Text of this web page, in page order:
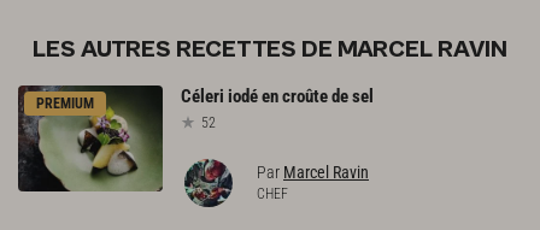
LES AUTRES RECETTES DE MARCEL RAVIN
PREMIUM Céleri iodéencroûtedesel
52
Par Marcel Ravin
CHEF